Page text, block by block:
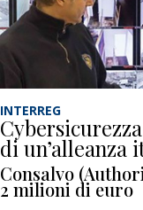
INTERREG
di un’alleanza
Consalvo
2 milioni di euro